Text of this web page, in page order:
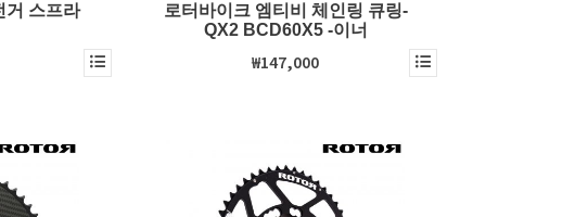
거 스프라
로터바이크 엠티비 체인링 큐링-
QX2 BCD60X5 -이너
₩147,000